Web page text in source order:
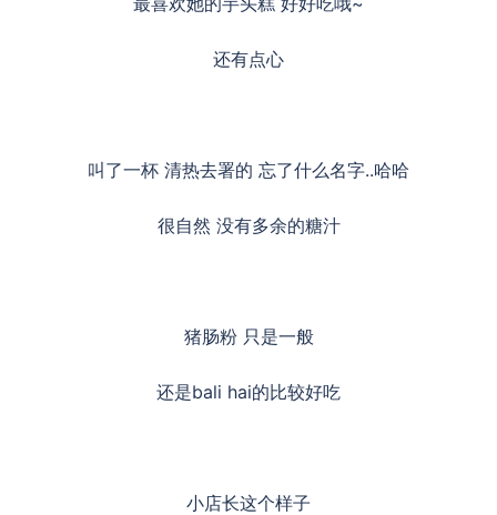
还有点心
叫了一杯 清热去署的 忘了什么名字..哈哈
很自然 没有多余的糖汁
猪肠粉 只是一般
还是bali hai的比较好吃
小店长这个样子